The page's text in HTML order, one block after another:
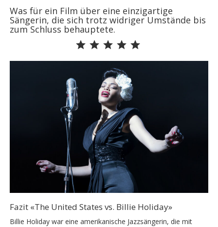
Was für ein Film über eine einzigartige
Sängerin, die sich trotz widriger Umstände bis
zum Schluss behauptete.
Fazit «The United States vs. Billie Holiday»
Billie Holiday war eine amerikanische Jazzsängerin, die mit